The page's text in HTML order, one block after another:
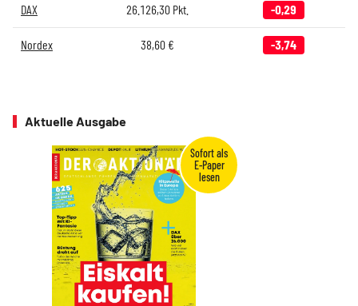
DAX 26.126,30Pkt. -0,29
Nordex 38,60€ -3,74
Aktuelle Ausgabe